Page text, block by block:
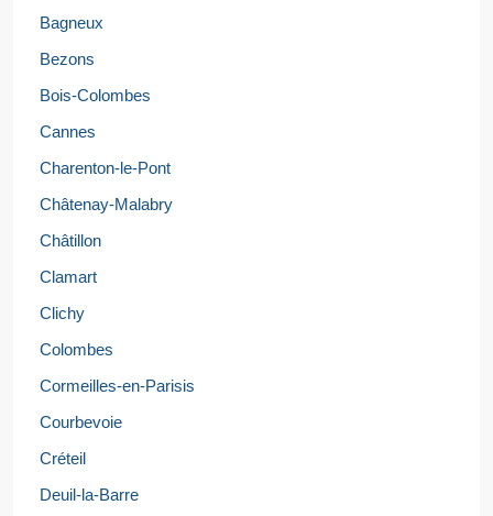
Bagneux
Bezons
Bois-Colombes
Cannes
Charenton-le-Pont
Châtenay-Malabry
Châtillon
Clamart
Clichy
Colombes
Cormeilles-en-Parisis
Courbevoie
Créteil
Deuil-la-Barre